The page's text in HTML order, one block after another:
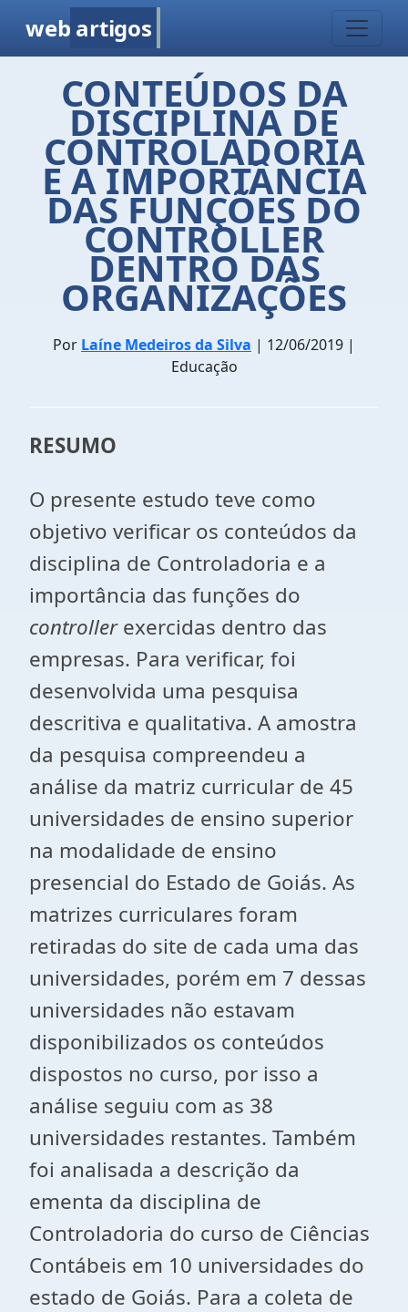
web artigos
CONTEÚDOS DA
DISCIPLINA DE
CONTROLADORIA
E A IMPORTÂNCIA
DAS FUNÇÕES DO
CONTROLLER
DENTRO DAS
ORGANIZAÇÕES
Por Laíne Medeiros da Silva | 12/06/2019 |
Educação
RESUMO
O presente estudo teve como
objetivo verificar os conteúdos da
disciplina de Controladoria e a
importância das funções do
controllerexercidas dentro das
empresas. Para verificar, foi
desenvolvida uma pesquisa
descritiva e qualitativa. A amostra
da pesquisa compreendeu a
análise da matriz curricular de 45
universidades de ensino superior
na modalidade de ensino
presencial do Estado de Goiás. As
matrizes curriculares foram
retiradas do site de cada uma das
universidades, porém em 7 dessas
universidades não estavam
disponibilizados os conteúdos
dispostos no curso, por isso a
análise seguiu com as 38
universidades restantes. Também
foi analisada a descrição da
ementa da disciplina de
Controladoria do curso de Ciências
Contábeis em 10 universidades do
estado de Goiás. Para a coleta de